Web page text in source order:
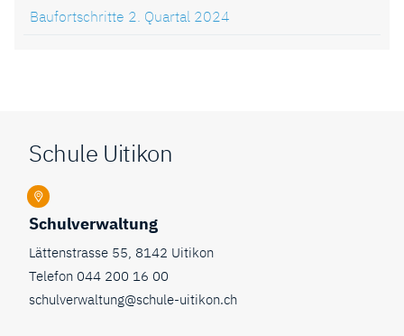
Baufortschritte 2. Quartal 2024
Schule Uitikon
Schulverwaltung
Lättenstrasse 55, 8142 Uitikon
Telefon 044 200 16 00
schulverwaltung@schule-uitikon.ch